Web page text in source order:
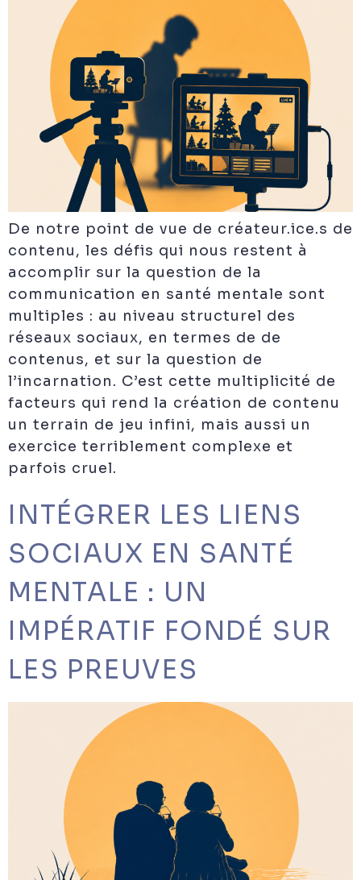
De notre point de vue de créateur.ice.s de
contenu, les défis qui nous restent à
accomplir sur la question de la
communication en santé mentale sont
multiples : au niveau structurel des
réseaux sociaux, en termes de de
contenus, et sur la question de
l’incarnation. C’est cette multiplicité de
facteurs qui rend la création de contenu
un terrain de jeu infini, mais aussi un
exercice terriblement complexe et
parfois cruel.
INTÉGRER LES LIENS
SOCIAUX EN SANTÉ
MENTALE : UN
IMPÉRATIF FONDÉ SUR
LES PREUVES